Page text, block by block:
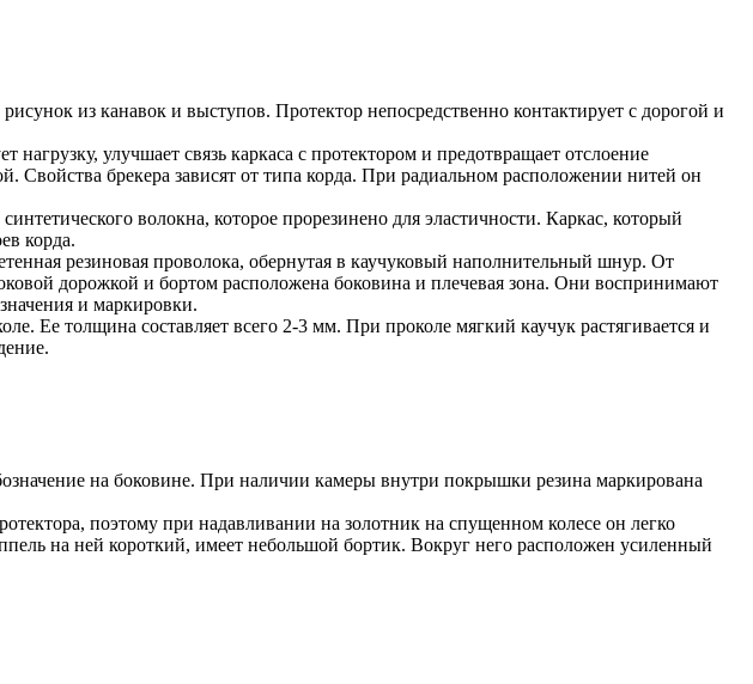
из канавок и выступов. Протектор непосредственно контактирует с дорогой и
улучшает связь каркаса с протектором и предотвращает отслоение
Свойства брекера зависят от типа корда. При радиальном расположении нитей он
волокна, которое прорезинено для эластичности. Каркас, который
корда.
резиновая проволока, обернутая в каучуковый наполнительный шнур. От
дорожкой и бортом расположена боковина и плечевая зона. Они воспринимают
и маркировки.
Ее толщина составляет всего 2-3 мм. При проколе мягкий каучук растягивается и
на боковине. При наличии камеры внутри покрышки резина маркирована
поэтому при надавливании на золотник на спущенном колесе он легко
на ней короткий, имеет небольшой бортик. Вокруг него расположен усиленный